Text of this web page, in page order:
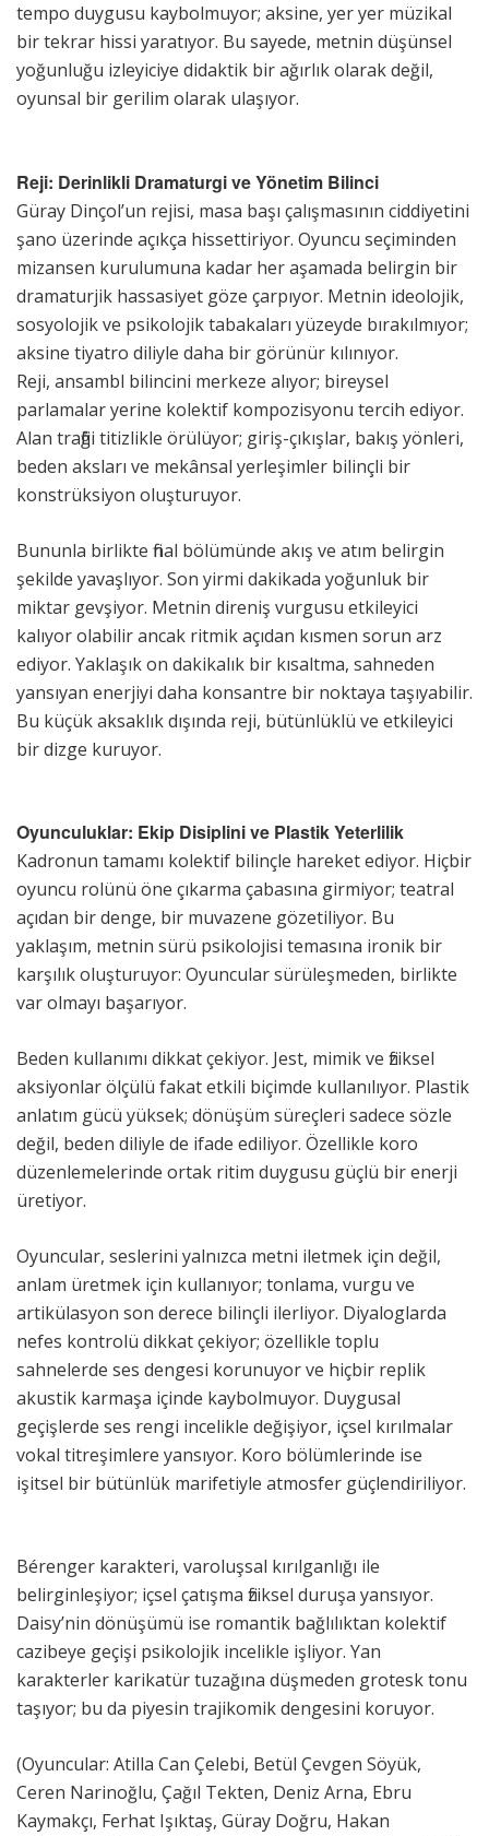
tempo duygusu kaybolmuyor; aksine, yer yer müzikal
bir tekrar hissi yaratıyor. Bu sayede, metnin düşünsel
yoğunluğu izleyiciye didaktik bir ağırlık olarak değil,
oyunsal bir gerilim olarak ulaşıyor.
Reji: Derinlikli Dramaturgi ve Yönetim Bilinci
Güray Dinçol’un rejisi, masa başı çalışmasının ciddiyetini
şano üzerinde açıkça hissettiriyor. Oyuncu seçiminden
mizansen kurulumuna kadar her aşamada belirgin bir
dramaturjik hassasiyet göze çarpıyor. Metnin ideolojik,
sosyolojik ve psikolojik tabakaları yüzeyde bırakılmıyor;
aksine tiyatro diliyle daha bir görünür kılınıyor.
Reji, ansambl bilincini merkeze alıyor; bireysel
parlamalar yerine kolektif kompozisyonu tercih ediyor.
Alan trafiği titizlikle örülüyor; giriş-çıkışlar, bakış yönleri,
beden aksları ve mekânsal yerleşimler bilinçli bir
konstrüksiyon oluşturuyor.
Bununla birlikte final bölümünde akış ve atım belirgin
şekilde yavaşlıyor. Son yirmi dakikada yoğunluk bir
miktar gevşiyor. Metnin direniş vurgusu etkileyici
kalıyor olabilir ancak ritmik açıdan kısmen sorun arz
ediyor. Yaklaşık on dakikalık bir kısaltma, sahneden
yansıyan enerjiyi daha konsantre bir noktaya taşıyabilir.
Bu küçük aksaklık dışında reji, bütünlüklü ve etkileyici
bir dizge kuruyor.
Oyunculuklar: Ekip Disiplini ve Plastik Yeterlilik
Kadronun tamamı kolektif bilinçle hareket ediyor. Hiçbir
oyuncu rolünü öne çıkarma çabasına girmiyor; teatral
açıdan bir denge, bir muvazene gözetiliyor. Bu
yaklaşım, metnin sürü psikolojisi temasına ironik bir
karşılık oluşturuyor: Oyuncular sürüleşmeden, birlikte
var olmayı başarıyor.
Beden kullanımı dikkat çekiyor. Jest, mimik ve fiziksel
aksiyonlar ölçülü fakat etkili biçimde kullanılıyor. Plastik
anlatım gücü yüksek; dönüşüm süreçleri sadece sözle
değil, beden diliyle de ifade ediliyor. Özellikle koro
düzenlemelerinde ortak ritim duygusu güçlü bir enerji
üretiyor.
Oyuncular, seslerini yalnızca metni iletmek için değil,
anlam üretmek için kullanıyor; tonlama, vurgu ve
artikülasyon son derece bilinçli ilerliyor. Diyaloglarda
nefes kontrolü dikkat çekiyor; özellikle toplu
sahnelerde ses dengesi korunuyor ve hiçbir replik
akustik karmaşa içinde kaybolmuyor. Duygusal
geçişlerde ses rengi incelikle değişiyor, içsel kırılmalar
vokal titreşimlere yansıyor. Koro bölümlerinde ise
işitsel bir bütünlük marifetiyle atmosfer güçlendiriliyor.
Bérenger karakteri, varoluşsal kırılganlığı ile
belirginleşiyor; içsel çatışma fiziksel duruşa yansıyor.
Daisy’nin dönüşümü ise romantik bağlılıktan kolektif
cazibeye geçişi psikolojik incelikle işliyor. Yan
karakterler karikatür tuzağına düşmeden grotesk tonu
taşıyor; bu da piyesin trajikomik dengesini koruyor.
(Oyuncular: Atilla Can Çelebi, Betül Çevgen Söyük,
Ceren Narinoğlu, Çağıl Tekten, Deniz Arna, Ebru
Kaymakçı, Ferhat Işıktaş, Güray Doğru, Hakan